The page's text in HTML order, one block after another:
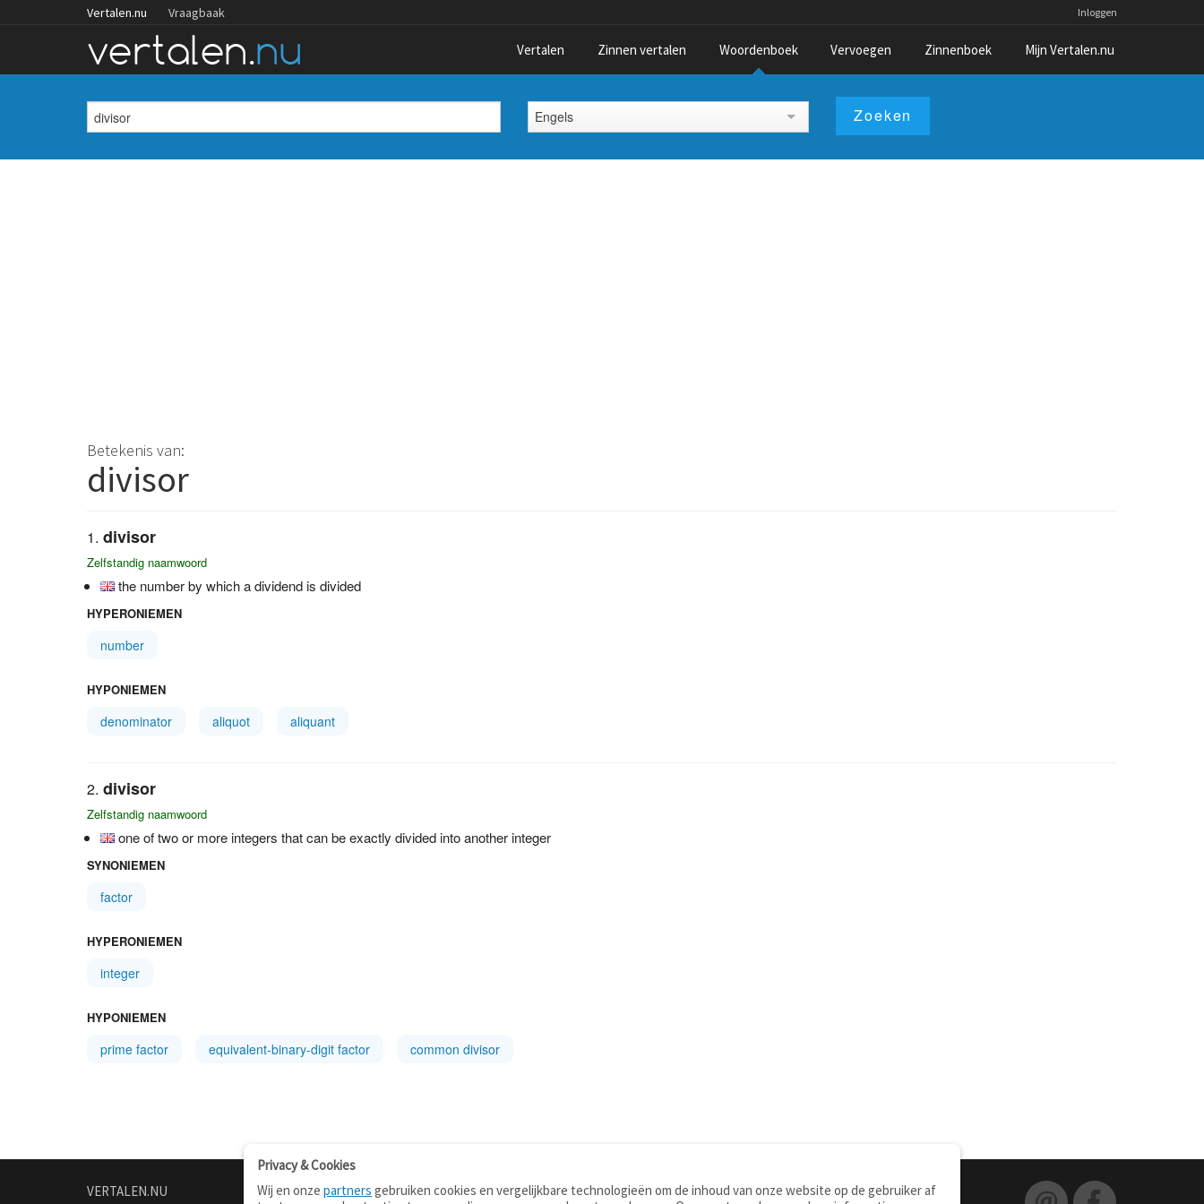
Vertalen.nu Vraagbaak Inloggen
Vertalen Zinnen vertalen Woordenboek Vervoegen Zinnenboek Mijn Vertalen.nu
Engels
Betekenis van:
divisor
divisor
Zelfstandig naamwoord
the number by which a dividend is divided
HYPERONIEMEN
number
HYPONIEMEN
denominator aliquot aliquant
divisor
Zelfstandig naamwoord
one of two or more integers that can be exactly divided into another integer
SYNONIEMEN
factor
HYPERONIEMEN
integer
HYPONIEMEN
prime factor equivalent-binary-digit factor common divisor
VERTALEN.NU OVER TOOLS WOORDENBOEKEN
Privacy & Cookies
Wij en onze partners gebruiken cookies en vergelijkbare technologieën om de inhoud van onze website op de gebruiker af